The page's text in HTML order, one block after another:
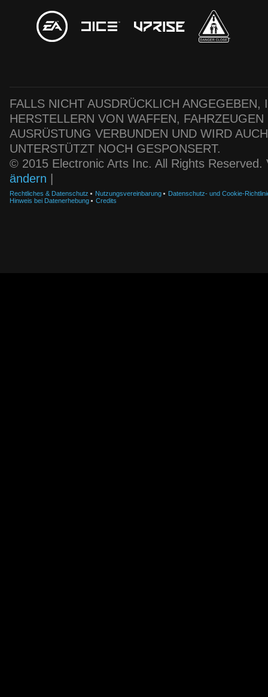
FALLS NICHT AUSDRÜCKLICH
HERSTELLERN VON WAFFEN,
AUSRÜSTUNG VERBUNDEN UND WIRD
UNTERSTÜTZT NOCH GESPONSERT.
© 2015 Electronic Arts Inc. All Rights
ändern
Rechtliches & Datenschutz Nutzungsvereinbarung
Datenschutz- und Cookie-
Hinweis bei Datenerhebung
Credits